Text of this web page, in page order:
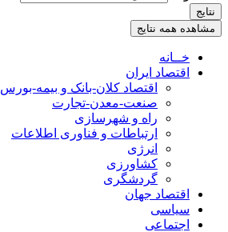
نتایج
مشاهده همه نتایج
خــانه
اقتصاد ایران
اقتصاد کلان-بانک و بیمه-بورس
صنعت-معدن-تجارت
راه و شهرسازی
ارتباطات و فناوری اطلاعات
انرژی
کشاورزی
گردشگری
اقتصاد جهان
سیاسی
اجتماعی